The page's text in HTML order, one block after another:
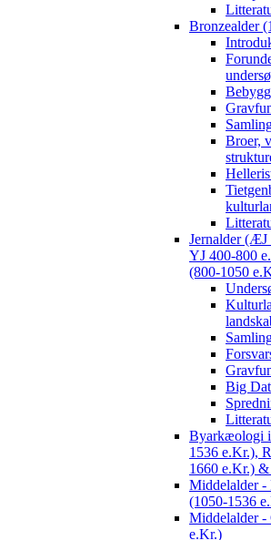
Bronzealder
Broer,
Jernalder
YJ 400-800
(800-1050
Big
Byarkæologi
1536 e.Kr.),
1660 e.Kr.)
Middelalder -
(1050-1536
Middelalder
e.Kr.)